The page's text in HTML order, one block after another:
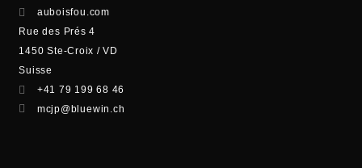
auboisfou.com
Rue des Prés 4
1450 Ste-Croix / VD
Suisse
+41 79 199 68 46
mcjp@bluewin.ch